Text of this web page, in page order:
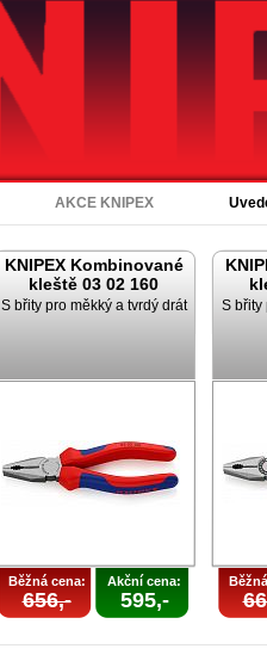
AKCE KNIPEX
KNIPEX Kombinované
kleště 03 02 160
S břity pro měkký a tvrdý drát
Běžná cena:
656,-
Akční cena:
595,-
S břity